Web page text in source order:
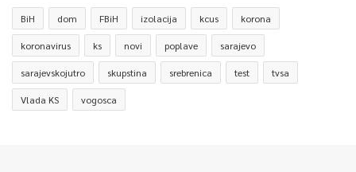
BiH dom FBiH izolacija kcus korona
koronavirus ks novi poplave sarajevo
sarajevskojutro skupstina srebrenica test tvsa
Vlada KS vogosca